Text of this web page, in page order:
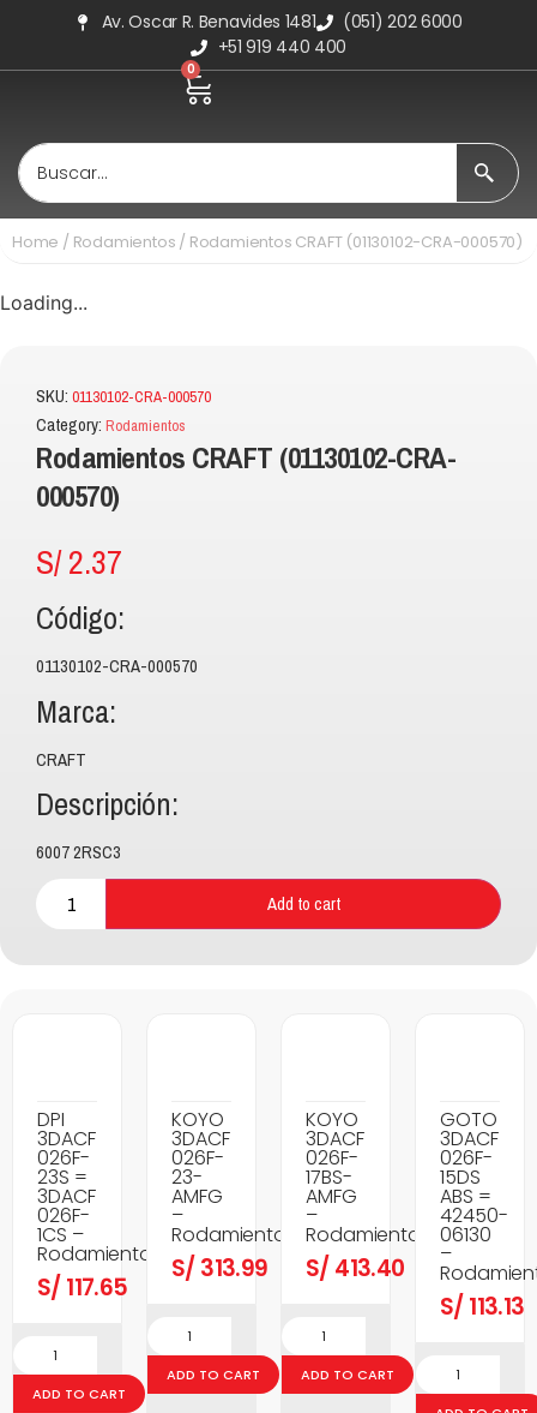
Av. Oscar R. Benavides 1481
(051) 202 6000
+51 919 440 400
0
Home / Rodamientos / Rodamientos CRAFT (01130102-CRA-000570)
Loading...
SKU: 01130102-CRA-000570
Category: Rodamientos
Rodamientos CRAFT (01130102-CRA-
000570)
S/2.37
Código:
01130102-CRA-000570
Marca:
CRAFT
Descripción:
6007 2RSC3
Add to cart
DPI
3DACF
026F-
23S =
3DACF
026F-
1CS –
Rodamientos
S/ 117.65
ADD TO CART
KOYO
3DACF
026F-
23-
AMFG
–
Rodamientos
S/ 313.99
ADD TO CART
KOYO
3DACF
026F-
17BS-
AMFG
–
Rodamientos
S/ 413.40
ADD TO CART
GOTO
3DACF
026F-
15DS
ABS =
42450-
06130
–
S/ 113.13